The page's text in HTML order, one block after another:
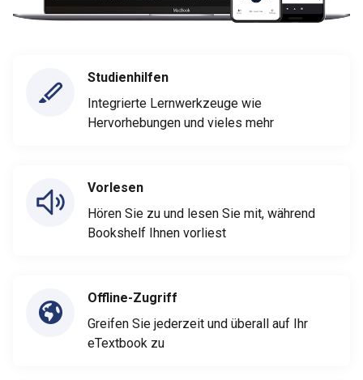
Studienhilfen
Integrierte Lernwerkzeuge wie
Hervorhebungen und vieles mehr
Vorlesen
Hören Sie zu und lesen Sie mit, während
Bookshelf Ihnen vorliest
Offline-Zugriff
Greifen Sie jederzeit und überall auf Ihr
eTextbook zu